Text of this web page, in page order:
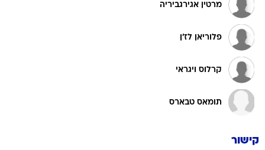
מרטין אגירגביריה
פלוריאן לז'ן
קרלוס ויגראי
תומאס טבארס
קישור